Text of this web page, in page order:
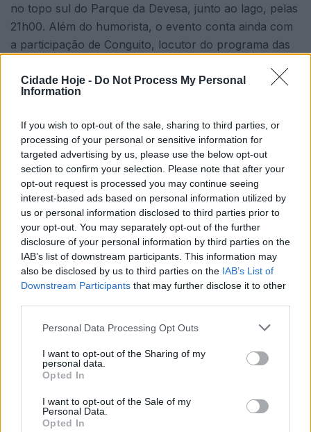
Cidade Hoje - Do Not Process My Personal
Information
If you wish to opt-out of the sale, sharing to third parties, or
processing of your personal or sensitive information for
targeted advertising by us, please use the below opt-out
section to confirm your selection. Please note that after your
opt-out request is processed you may continue seeing
interest-based ads based on personal information utilized by
us or personal information disclosed to third parties prior to
your opt-out. You may separately opt-out of the further
disclosure of your personal information by third parties on the
IAB’s list of downstream participants. This information may
also be disclosed by us to third parties on the IAB’s List of
Downstream Participants that may further disclose it to other
Personal Data Processing Opt Outs
I want to opt-out of the Sharing of my
personal data.
Opted In
I want to opt-out of the Sale of my
Personal Data.
Opted In
no topo sul do Parque da Devesa, junto ao lago, pelas
21h00. Além do humorista, o evento conta ainda com
a participação de Conguito, locutor do programa das
No dia 11 de setembro, na Casa da Juventude, às
Sara Santos, e Pintura Parietal, por Inês Silva. Pelas
16h00, chegam também à Casa da Juventude os
workshops Produção Musical, por Diana Martínez, e
Produção Streaming, por Pedro Cruz. Estas atividades
são gratuitas, mas sujeitas a inscrições prévias, a partir
do dia 1 de setembro em
http://www.juventudefamalicao.org/
No mesmo dia, pelas 10h30, desenrola-se o Flash
Mob da KUMPANHIA ALGAZARRA, na Praça 9 de
famalicense Carlos Correia. Pelas 21h30, atua
Fernando Daniel. Os dois concertos ocorrem também
no topo sul do parque, junto ao lago.
Os espetáculos de Pedro Teixeira da Mota e Fernando
Daniel vão ter uma plateia mista, com 600 lugares